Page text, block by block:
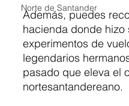
Norte de Santander
Además, puedes
hacienda donde hizo
experimentos de
legendarios
pasado que eleva el
nortesantandereano.